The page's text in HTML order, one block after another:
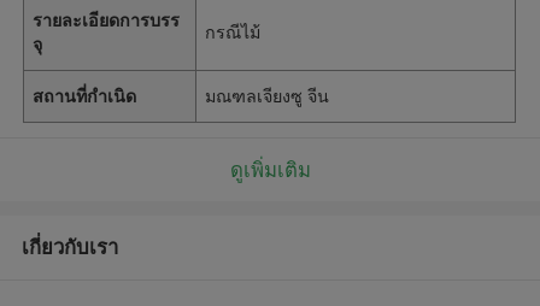
รายละเอียดการบรร
จุ
กรณีไม้
สถานที่กำเนิด มณฑลเจียงซู จีน
ดูเพิ่มเติม
เกี่ยวกับเรา